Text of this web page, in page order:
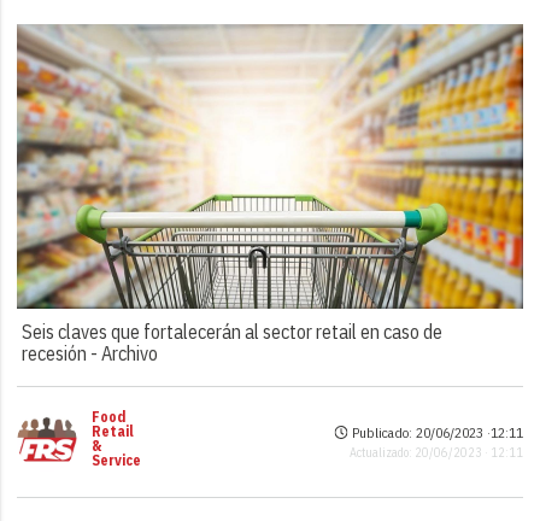
Seis claves que fortalecerán al sector retail en caso de
recesión -Archivo
Food
Retail
&
Service
Publicado: 20/06/2023 ·12:11
Actualizado: 20/06/2023 · 12:11